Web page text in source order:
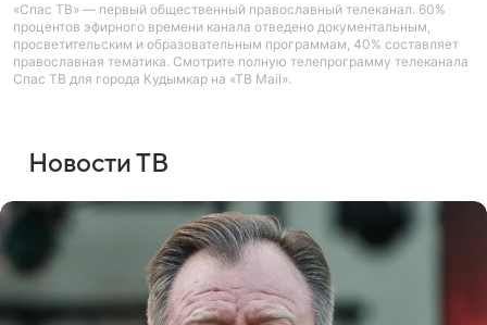
«Спас ТВ» — первый общественный православный телеканал. 60%
процентов эфирного времени канала отведено документальным,
просветительским и образовательным программам, 40% составляет
православная тематика. Смотрите полную телепрограмму телеканала
Спас ТВ для города Кудымкар на «ТВ Mail».
Новости ТВ